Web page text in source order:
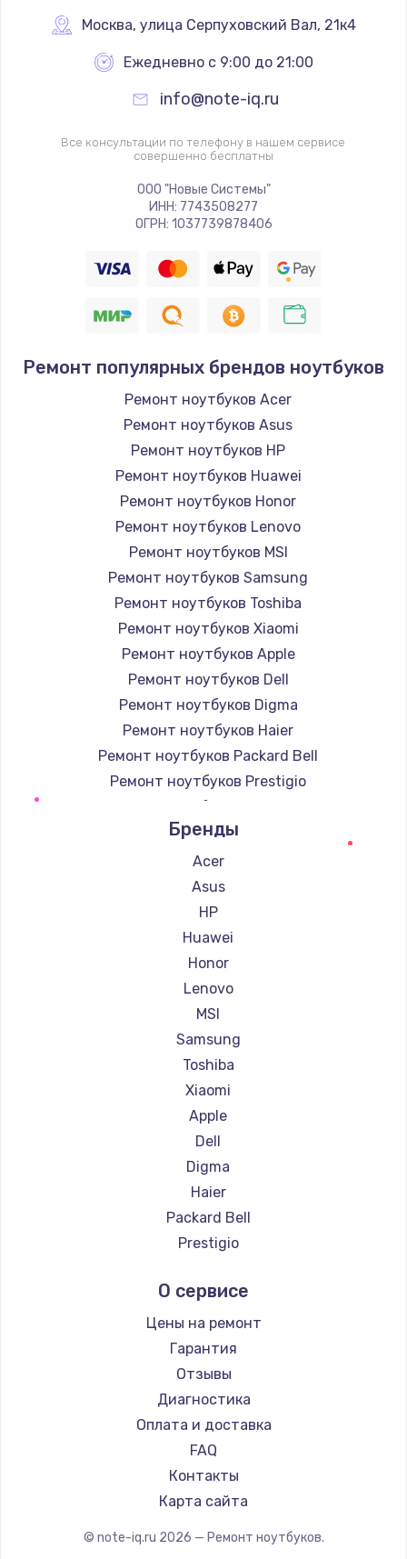
Москва, улица Серпуховский Вал, 21к4
Ежедневно с 9:00 до 21:00
info@note-iq.ru
Все консультации по телефону в нашем сервисе
совершенно бесплатны
ООО "Новые Системы"
ИНН: 7743508277
ОГРН: 1037739878406
Ремонт популярных брендов ноутбуков
Ремонт ноутбуков Acer
Ремонт ноутбуков Asus
Ремонт ноутбуков HP
Ремонт ноутбуков Huawei
Ремонт ноутбуков Honor
Ремонт ноутбуков Lenovo
Ремонт ноутбуков MSI
Ремонт ноутбуков Samsung
Ремонт ноутбуков Toshiba
Ремонт ноутбуков Xiaomi
Ремонт ноутбуков Apple
Ремонт ноутбуков Dell
Ремонт ноутбуков Digma
Ремонт ноутбуков Haier
Ремонт ноутбуков Packard Bell
Ремонт ноутбуков Prestigio
Ремонт ноутбуков Microsoft
Ремонт ноутбуков Alienware
Ремонт ноутбуков Aquarius
Ремонт ноутбуков Gigabyte
Ремонт ноутбуков Aorus
Ремонт ноутбуков Maibenben
Ремонт ноутбуков Getac
Ремонт ноутбуков Epson
Ремонт ноутбуков Philips
Ремонт ноутбуков LG
Ремонт ноутбуков Panasonic
Ремонт ноутбуков Irbis
Ремонт ноутбуков Thunderobot
Ремонт ноутбуков Hasee
Ремонт ноутбуков ZTE
Ремонт ноутбуков Hiper
Ремонт ноутбуков Evga
Ремонт ноутбуков Google
Ремонт ноутбуков Ardor
Ремонт ноутбуков Predator
Ремонт ноутбуков iru
Ремонт ноутбуков Machenike
Ремонт ноутбуков DEXP
Ремонт ноутбуков Teclast
Ремонт ноутбуков CHUWI
Ремонт ноутбуков Colorful
Бренды
Acer
Asus
HP
Huawei
Honor
Lenovo
MSI
Samsung
Toshiba
Xiaomi
Apple
Dell
Digma
Haier
Packard Bell
Prestigio
Alienware
Aquarius
Gigabyte
Aorus
Maibenben
Getac
Epson
Philips
LG
О сервисе
Цены на ремонт
Гарантия
Отзывы
Диагностика
Оплата и доставка
FAQ
Контакты
Карта сайта
© note-iq.ru 2026 — Ремонт ноутбуков.